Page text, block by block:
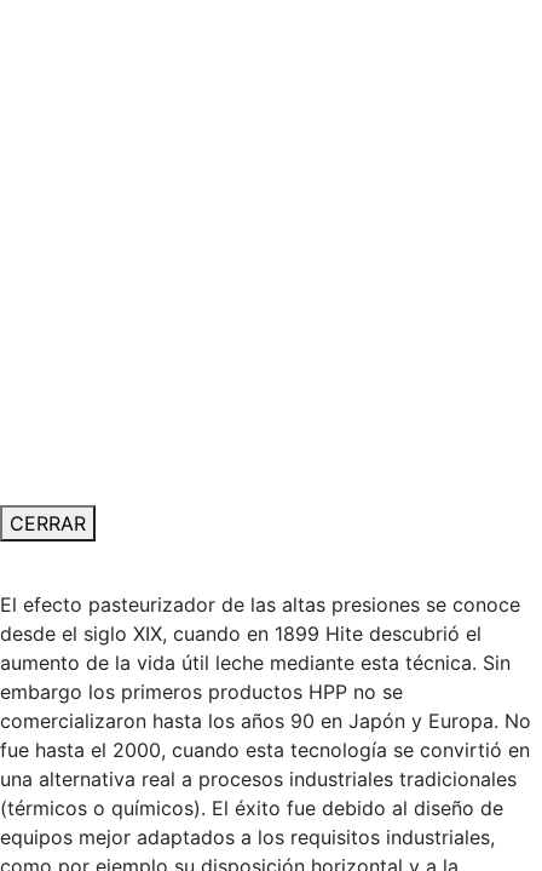
CERRAR
El efecto pasteurizador de las altas presiones se conoce
desde el siglo XIX, cuando en 1899 Hite descubrió el
aumento de la vida útil leche mediante esta técnica. Sin
embargo los primeros productos HPP no se
comercializaron hasta los años 90 en Japón y Europa. No
fue hasta el 2000, cuando esta tecnología se convirtió en
una alternativa real a procesos industriales tradicionales
(térmicos o químicos). El éxito fue debido al diseño de
equipos mejor adaptados a los requisitos industriales,